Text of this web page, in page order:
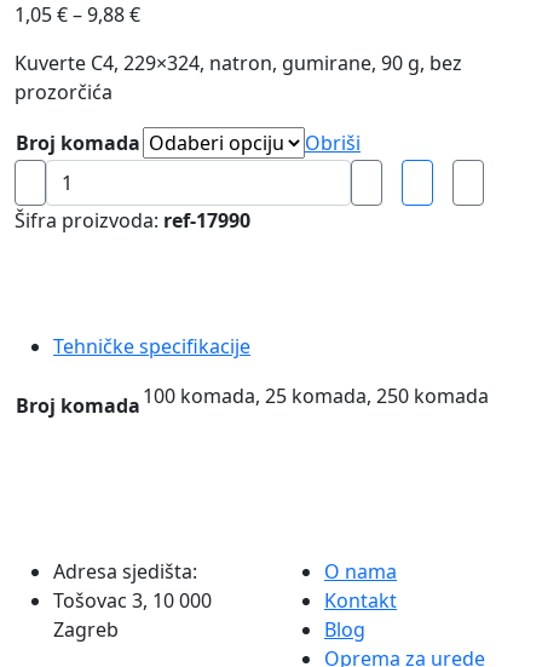
1,05€–9,88€
Kuverte C4, 229×324, natron, gumirane, 90 g, bez
prozorčića
Broj komada
Obriši
Kuverte
C4,
229x324,
g,
prozorčića
Šifra proizvoda: ref-17990
Tehničke specifikacije
Broj komada100 komada, 25 komada, 250 komada
Adresa sjedišta:
Tošovac 3, 10 000
Zagreb
O nama
Kontakt
Blog
Oprema za urede